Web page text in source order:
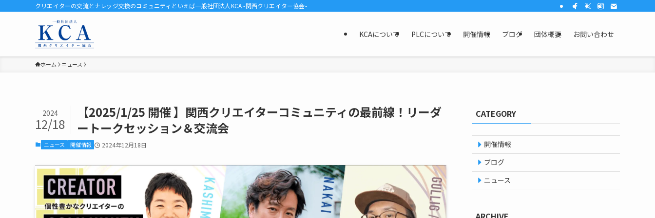
クリエイターの交流とナレッジ交換のコミュニティといえば一般社団法人KCA -関西クリエイター協会-
KCAについて PLCについて 開催情報 ブログ 団体概要 お問い合わせ
ホーム ニュース
【2025/1/25 開催 】関西クリエイターコミュニティの最前線！リーダ
ートークセッション＆交流会
2024
12/18
ニュース 開催情報 2024年12月18日
CATEGORY
開催情報
ブログ
ニュース